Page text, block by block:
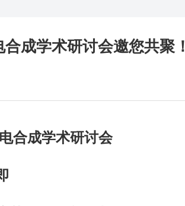
成学术研讨会邀您共聚！
合成学术研讨会